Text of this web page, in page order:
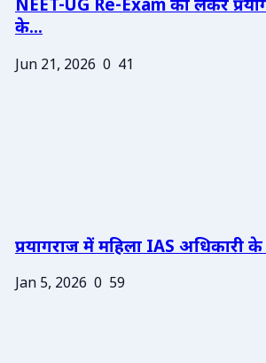
NEET-UG Re-Exam को लेकर
के...
Jun 21, 2026 0 41
प्रयागराज में महिला IAS अधिकारी
Jan 5, 2026 0 59